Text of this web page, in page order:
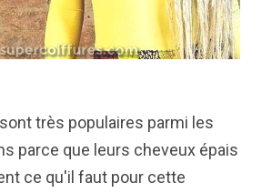
très populaires parmi les
parce que leurs cheveux épais
ce qu'il faut pour cette